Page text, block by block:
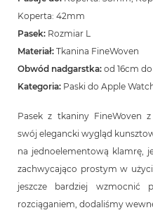
Koperta: 42mm
Pasek: Rozmiar L
Materiał: Tkanina FineWoven
Obwód nadgarstka: od 16cm
Kategoria: Paski do Apple
Pasek z tkaniny FineWoven
swój elegancki wygląd
na jednoelementową klamrę,
zachwycająco prostym w
jeszcze bardziej wzmocnić
rozciąganiem, dodaliśmy